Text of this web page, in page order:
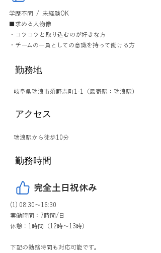
学歴不問 / 未経験OK
■求める人物像
・コツコツと取り込むのが好きな方
・チームの一員としての意識を持って働ける方
勤務地
岐阜県瑞浪市須野志町1-1（最寄駅：瑞浪駅）
アクセス
瑞浪駅から徒歩10分
勤務時間
完全土日祝休み
(1) 08:30～16:30
実働時間：7時間/日
休憩：1時間（12時～13時）
下記の勤務時間も対応可能です。